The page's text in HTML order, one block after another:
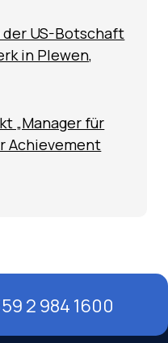
US-Botschaft
in Plewen,
„Manager für
Achievement
2 984 1600